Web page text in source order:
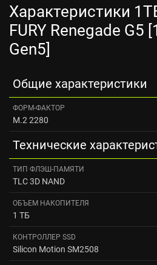
Характеристики
FURY Renegade G5
Gen5]
Общие характеристики
ФОРМ-ФАКТОР
M.2 2280
Технические
ТИП ФЛЭШ-ПАМЯТИ
TLC 3D NAND
ОБЪЕМ НАКОПИТЕЛЯ
1 ТБ
КОНТРОЛЛЕР SSD
Silicon Motion SM2508